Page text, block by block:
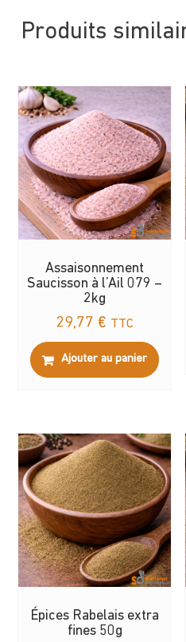
Produits
Assaisonnement
Saucisson à l’Ail 079 –
2kg
29,77 € TTC
Ajouter au panier
Épices Rabelais extra
fines 50g